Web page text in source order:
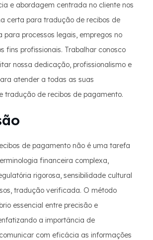
e abordagem centrada no cliente nos
certa para tradução de recibos de
para processos legais, empregos no
fins profissionais. Trabalhar conosco
nossa dedicação, profissionalismo e
atender a todas as suas
tradução de recibos de pagamento.
de pagamento não é uma tarefa
financeira complexa,
rigorosa, sensibilidade cultural
tradução verificada. O método
essencial entre precisão e
a importância de
com eficácia as informações